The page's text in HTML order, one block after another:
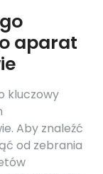
aparat
kluczowy
Aby znaleźć
od zebrania